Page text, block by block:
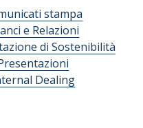
stampa
e Relazioni
di Sostenibilità
Dealing